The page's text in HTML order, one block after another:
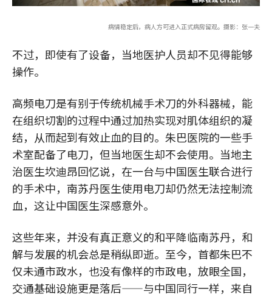
病情稳定后，病人方可进入正式病房留观。摄影：张一夫
不过，即使有了设备，当地医护人员却不见得能够
操作。
高频电刀是有别于传统机械手术刀的外科器械，能
在组织切割的过程中通过加热实现对肌体组织的凝
结，从而起到有效止血的目的。朱巴医院的一些手
术室配备了电刀，但当地医生却不会使用。当地主
治医生坎迪昂回忆说，在一台与中国医生联合进行
的手术中，南苏丹医生使用电刀却仍然无法控制流
血，这让中国医生深感意外。
这些年来，并没有真正意义的和平降临南苏丹，和
解与发展的机会总是稍纵即逝。至今，首都朱巴不
仅未通市政水，也没有像样的市政电，放眼全国，
交通基础设施更是落后——与中国同行一样，来自